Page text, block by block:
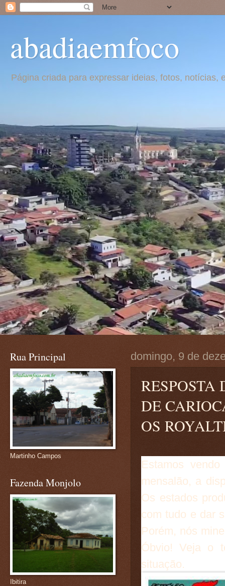
abadiaemfoco
Página criada para expressar ideias, fotos,
domingo, 9 de
DE
OS
Estamos
mensalão, a
Os estados
com tudo e dar
Porém, nós
Óbvio! Veja o
situação.
Rua Principal
Martinho Campos
Fazenda Monjolo
Ibitira